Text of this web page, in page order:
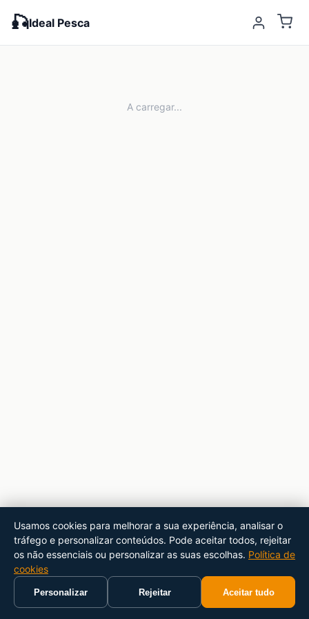
🎣Ideal Pesca
A carregar...
Usamos cookies para melhorar a sua experiência, analisar o
tráfego e personalizar conteúdos. Pode aceitar todos, rejeitar
os não essenciais ou personalizar as suas escolhas. Política de
cookies
Personalizar Rejeitar Aceitar tudo